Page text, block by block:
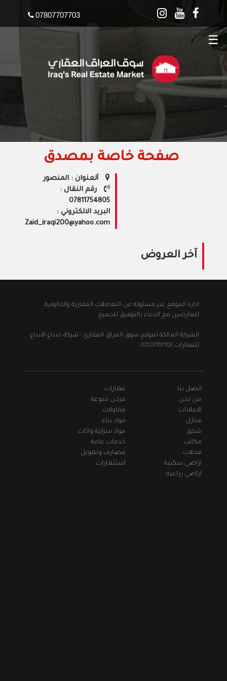
07807707703
☰
صفحة خاصة بمصدق
ألعنوان : المنصور
رقم النقال :
07811754805
البريد الالكتروني :
Zaid_iraqi200@yahoo.com
آخر العروض
ادارة الموقع غير مسئولة عن التعاملات العقارية والقانونية
للعارضين مع الدعاء بالتوفيق للجميع
الشركة المالكة لموقع سوق العراق العقاري - شركة صناع الابداع
للعقارات 07807707703
اتصل بنا
من نحن
الاعلانات
منازل
شقق
مكاتب
محلات
اراضي سكنية
اراضي زراعية
عمارات
فرص منوعة
مقاولات
مواد بناء
مواد منزلية واثاث
خدمات عامة
مصارف وتمويل
استثمارات